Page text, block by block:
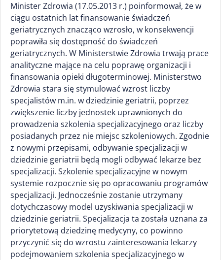
Minister Zdrowia (17.05.2013 r.) poinformował, że w
ciągu ostatnich lat finansowanie świadczeń
geriatrycznych znacząco wzrosło, w konsekwencji
poprawiła się dostępność do świadczeń
geriatrycznych. W Ministerstwie Zdrowia trwają prace
analityczne mające na celu poprawę organizacji i
finansowania opieki długoterminowej. Ministerstwo
Zdrowia stara się stymulować wzrost liczby
specjalistów m.in. w dziedzinie geriatrii, poprzez
zwiększenie liczby jednostek uprawnionych do
prowadzenia szkolenia specjalizacyjnego oraz liczby
posiadanych przez nie miejsc szkoleniowych. Zgodnie
z nowymi przepisami, odbywanie specjalizacji w
dziedzinie geriatrii będą mogli odbywać lekarze bez
specjalizacji. Szkolenie specjalizacyjne w nowym
systemie rozpocznie się po opracowaniu programów
specjalizacji. Jednocześnie zostanie utrzymany
dotychczasowy model uzyskiwania specjalizacji w
dziedzinie geriatrii. Specjalizacja ta została uznana za
priorytetową dziedzinę medycyny, co powinno
przyczynić się do wzrostu zainteresowania lekarzy
podejmowaniem szkolenia specjalizacyjnego w